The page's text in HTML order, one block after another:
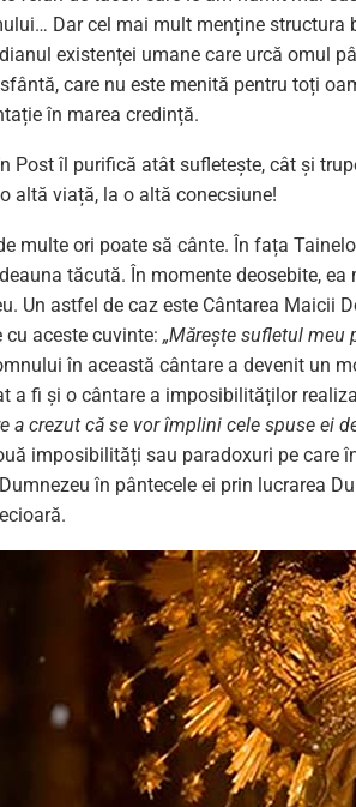
Dar cel mai mult menține structura
existenței umane care urcă omul
care nu este menită pentru toți
în marea credință.
Post îl purifică atât sufletește, cât și
altă viață, la o altă conecsiune!
multe ori poate să cânte. În fața
tăcută. În momente deosebite,
Un astfel de caz este Cântarea Maicii
cu aceste cuvinte: „Măreşte sufletul meu
în această cântare a devenit un
a fi și o cântare a imposibilităților
a crezut că se vor împlini cele spuse ei
imposibilități sau paradoxuri pe care
în pântecele ei prin lucrarea